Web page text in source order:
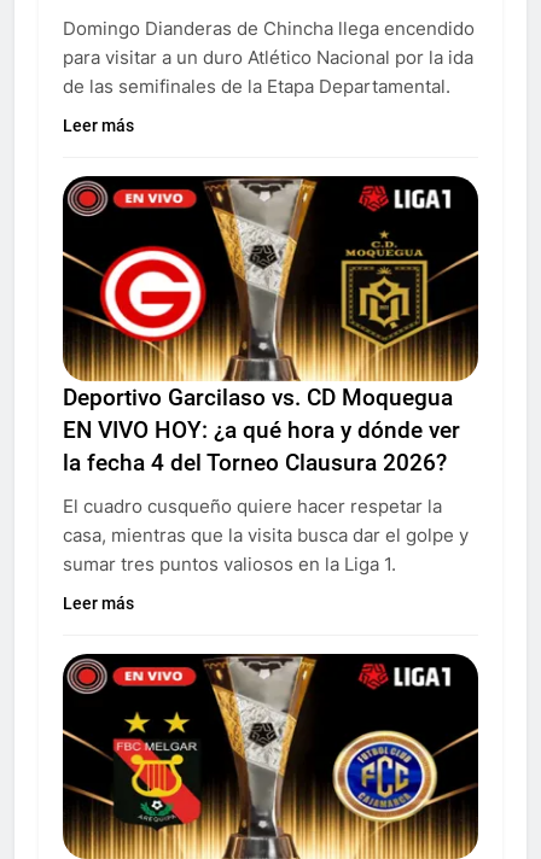
Domingo Dianderas de Chincha llega encendido
para visitar a un duro Atlético Nacional por la ida
de las semifinales de la Etapa Departamental.
Leer más
Deportivo Garcilaso vs. CD Moquegua
EN VIVO HOY: ¿a qué hora y dónde ver
la fecha 4 del Torneo Clausura 2026?
El cuadro cusqueño quiere hacer respetar la
casa, mientras que la visita busca dar el golpe y
sumar tres puntos valiosos en la Liga 1.
Leer más